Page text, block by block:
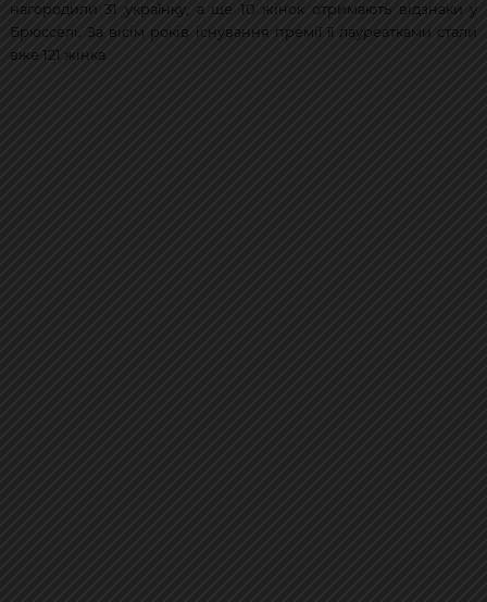
нагородили 31 українку, а ще 10 жінок отримають відзнаки у
Брюсселі. За вісім років існування премії її лауреатками стали
вже 121 жінка.